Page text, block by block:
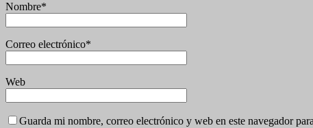
Nombre*
Correo electrónico*
Web
Guarda mi nombre, correo electrónico y web en este navegador